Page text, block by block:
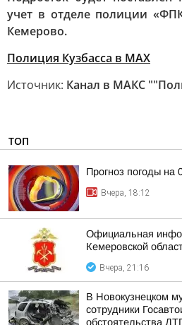
учет в отделе полиции
Кемерово.
Полиция Кузбасса в МАХ
Источник: Канал в МАКС
ТОП
Прогноз погоды на
Вчера, 18:12
Официальная
Кемеровской
Вчера, 21:16
В Новокузнецком
сотрудники
обстоятельства